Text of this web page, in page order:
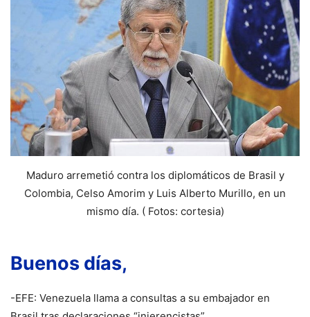
Maduro arremetió contra los diplomáticos de Brasil y
Colombia, Celso Amorim y Luis Alberto Murillo, en un
mismo día. ( Fotos: cortesia)
Buenos días,
-EFE: Venezuela llama a consultas a su embajador en